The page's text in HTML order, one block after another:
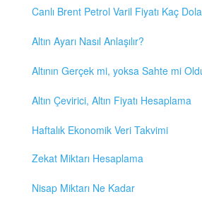
Canlı Brent Petrol Varil Fiyatı Kaç
Altın Ayarı Nasıl Anlaşılır?
Altının Gerçek mi, yoksa Sahte mi
Altın Çevirici, Altın Fiyatı Hesaplama
Haftalık Ekonomik Veri Takvimi
Zekat Miktarı Hesaplama
Nisap Miktarı Ne Kadar